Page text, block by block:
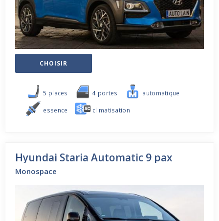
CHOISIR
5 places 4 portes automatique
essence climatisation
Hyundai Staria Automatic 9 pax
Monospace